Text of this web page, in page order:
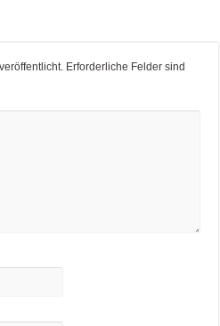
Erforderliche Felder sind